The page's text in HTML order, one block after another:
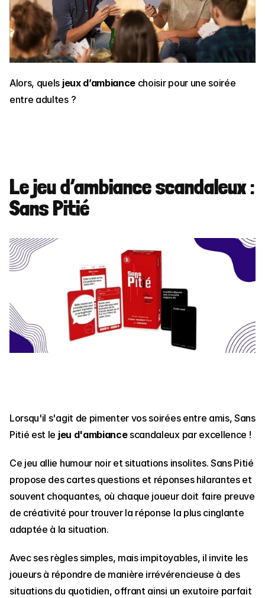
Alors, quels jeux d’ambiance choisir pour une soirée
entre adultes ?
Le jeu d’ambiance scandaleux :
Sans Pitié
Lorsqu'il s'agit de pimenter vos soirées entre amis, Sans
Pitié est le jeu d'ambiance scandaleux par excellence !
Ce jeu allie humour noir et situations insolites. Sans Pitié
propose des cartes questions et réponses hilarantes et
souvent choquantes, où chaque joueur doit faire preuve
de créativité pour trouver la réponse la plus cinglante
adaptée à la situation.
Avec ses règles simples, mais impitoyables, il invite les
joueurs à répondre de manière irrévérencieuse à des
situations du quotidien, offrant ainsi un exutoire parfait